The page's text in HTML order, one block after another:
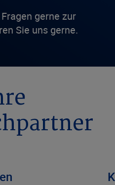
gerne zur
Sie uns gerne.